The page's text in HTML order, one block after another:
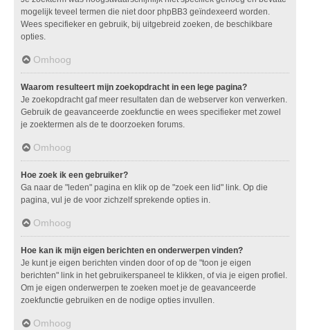
mogelijk teveel termen die niet door phpBB3 geïndexeerd worden.
Wees specifieker en gebruik, bij uitgebreid zoeken, de beschikbare
opties.
Omhoog
Waarom resulteert mijn zoekopdracht in een lege pagina?
Je zoekopdracht gaf meer resultaten dan de webserver kon verwerken.
Gebruik de geavanceerde zoekfunctie en wees specifieker met zowel
je zoektermen als de te doorzoeken forums.
Omhoog
Hoe zoek ik een gebruiker?
Ga naar de "leden" pagina en klik op de "zoek een lid" link. Op die
pagina, vul je de voor zichzelf sprekende opties in.
Omhoog
Hoe kan ik mijn eigen berichten en onderwerpen vinden?
Je kunt je eigen berichten vinden door of op de "toon je eigen
berichten" link in het gebruikerspaneel te klikken, of via je eigen profiel.
Om je eigen onderwerpen te zoeken moet je de geavanceerde
zoekfunctie gebruiken en de nodige opties invullen.
Omhoog